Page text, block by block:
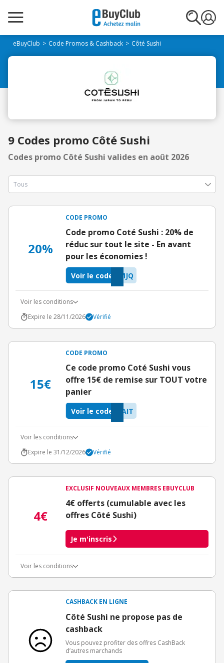
eBuyClub Code Promos & Cashback Côté Sushi
9 Codes promo Côté Sushi
Codes promo Côté Sushi valides en août 2026
20%
CODE PROMO
Code promo Coté Sushi : 20% de
réduc sur tout le site - En avant
pour les économies !
MJQ
Voir le code
Voir les conditions
Expire le 28/11/2026
Vérifié
15€
CODE PROMO
Ce code promo Coté Sushi vous
offre 15€ de remise sur TOUT votre
panier
AIT
Voir le code
Voir les conditions
Expire le 31/12/2026
Vérifié
4€
EXCLUSIF NOUVEAUX MEMBRES EBUYCLUB
4€ offerts (cumulable avec les
offres Côté Sushi)
Je m'inscris
Voir les conditions
3€ de bienvenue crédités immédiatement + 1€ supplémentaire
Offre réservée à une toute première inscription chez eBuyClub.
CASHBACK EN LIGNE
Côté Sushi ne propose pas de
cashback
Vous pouvez profiter des offres CashBack
d’autres marchands